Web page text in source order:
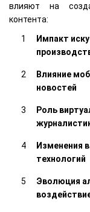
влияют на
контента:
Импакт
Влияние
новостей
Роль
Изменения
технологий
Эволюция